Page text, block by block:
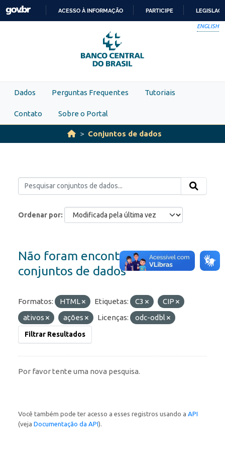
Skip to main content
PARA
O
CONTEÚDO
ACESSO À INFORMAÇÃO PARTICIPE
ENGLISH
Dados Perguntas Frequentes Tutoriais
Contato Sobre o Portal
Conjuntos de dados
Ordenar por
Não foram encontrados
conjuntos de dados
Formatos: HTML Etiquetas: C3
CIP
ativos
ações Licenças: odc-odbl
Filtrar Resultados
Por favor tente uma nova pesquisa.
Você também pode ter acesso a esses registros usando a API
(veja Documentação da API).